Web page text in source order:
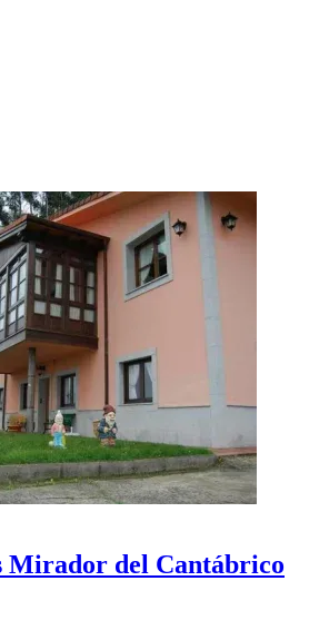
Mirador del Cantábrico